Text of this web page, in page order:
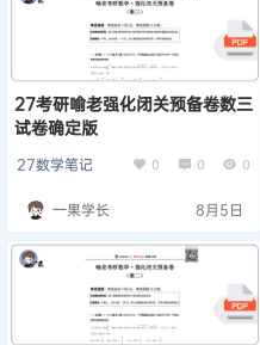
27考研喻老强化闭关预备卷数三
试卷确定版
27数学笔记 0 0 0
一果学长 8月5日